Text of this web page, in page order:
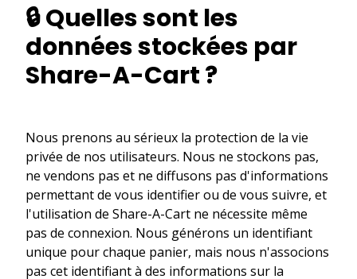
🔒 Quelles sont les
données stockées par
Share-A-Cart ?
Nous prenons au sérieux la protection de la vie
privée de nos utilisateurs. Nous ne stockons pas,
ne vendons pas et ne diffusons pas d'informations
permettant de vous identifier ou de vous suivre, et
l'utilisation de Share-A-Cart ne nécessite même
pas de connexion. Nous générons un identifiant
unique pour chaque panier, mais nous n'associons
pas cet identifiant à des informations sur la